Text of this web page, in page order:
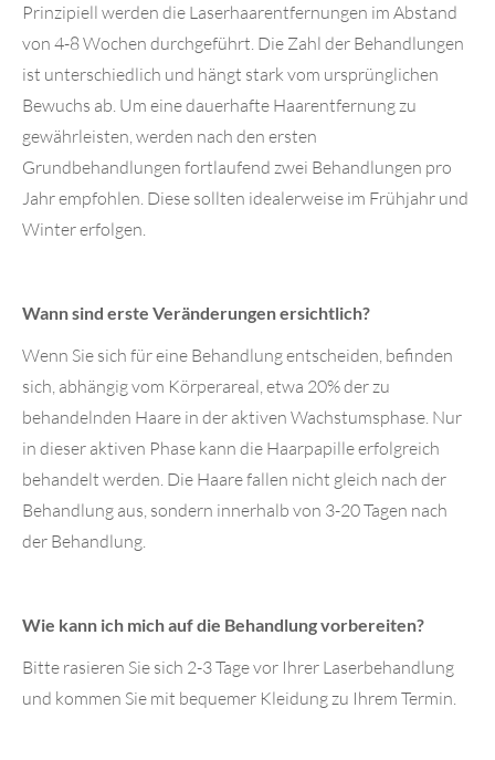
Prinzipiell werden die Laserhaarentfernungen im Abstand
von 4-8 Wochen durchgeführt. Die Zahl der Behandlungen
ist unterschiedlich und hängt stark vom ursprünglichen
Bewuchs ab. Um eine dauerhafte Haarentfernung zu
gewährleisten, werden nach den ersten
Grundbehandlungen fortlaufend zwei Behandlungen pro
Jahr empfohlen. Diese sollten idealerweise im Frühjahr und
Winter erfolgen.
Wann sind erste Veränderungen ersichtlich?
Wenn Sie sich für eine Behandlung entscheiden, befinden
sich, abhängig vom Körperareal, etwa 20% der zu
behandelnden Haare in der aktiven Wachstumsphase. Nur
in dieser aktiven Phase kann die Haarpapille erfolgreich
behandelt werden. Die Haare fallen nicht gleich nach der
Behandlung aus, sondern innerhalb von 3-20 Tagen nach
der Behandlung.
Wie kann ich mich auf die Behandlung vorbereiten?
Bitte rasieren Sie sich 2-3 Tage vor Ihrer Laserbehandlung
und kommen Sie mit bequemer Kleidung zu Ihrem Termin.